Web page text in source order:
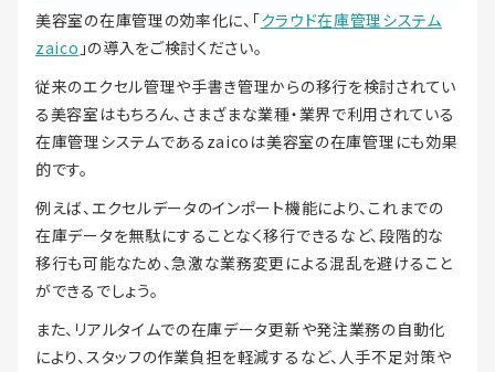
美容室の在庫管理の効率化に、「クラウド在庫管理システム
zaico 」の導入をご検討ください。
従来のエクセル管理や手書き管理からの移行を検討されてい
る美容室はもちろん、さまざまな業種・業界で利用されている
在庫管理システムであるzaicoは美容室の在庫管理にも効果
的です。
例えば、エクセルデータのインポート機能により、これまでの
在庫データを無駄にすることなく移行できるなど、段階的な
移行も可能なため、急激な業務変更による混乱を避けること
ができるでしょう。
また、リアルタイムでの在庫データ更新や発注業務の自動化
により、スタッフの作業負担を軽減するなど、人手不足対策や